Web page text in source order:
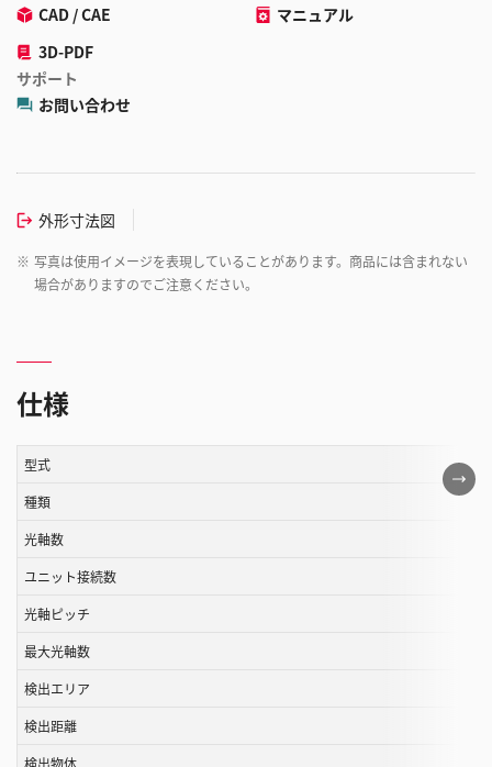
CAD / CAE
マニュアル
3D-PDF
サポート
お問い合わせ
外形寸法図
※ 写真は使用イメージを表現していることがあります。商品には含まれない
場合がありますのでご注意ください。
仕様
こ
の
型式
種類
光軸数
ユニット接続数
光軸ピッチ
最大光軸数
検出エリア
検出距離
検出物体